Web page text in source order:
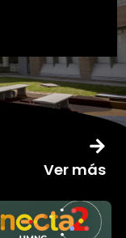
Ver más